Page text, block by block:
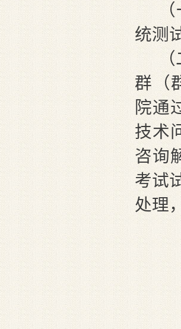
统测
群（
院通
技术
咨询
考试
处理